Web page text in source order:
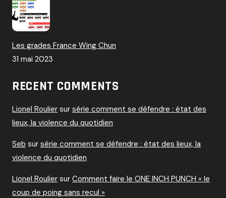
Les grades France Wing Chun
31 mai 2023
RECENT COMMENTS
Lionel Roulier sur série comment se défendre : état des
lieux, la violence du quotidien
Seb sur série comment se défendre : état des lieux, la
violence du quotidien
Lionel Roulier sur Comment faire le ONE INCH PUNCH « le
coup de poing sans recul »